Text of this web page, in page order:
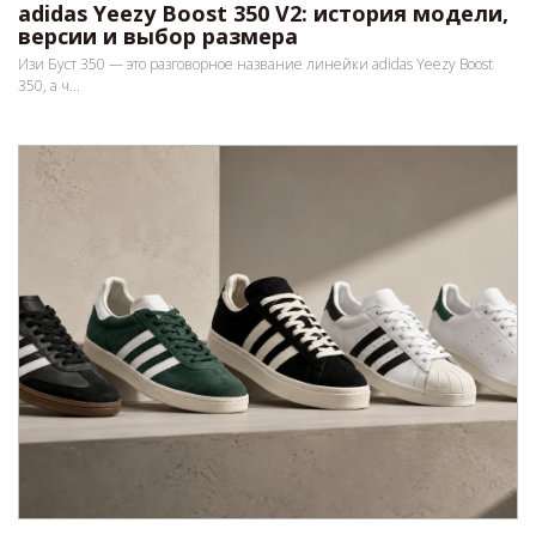
adidas Yeezy Boost 350 V2: история модели,
версии и выбор размера
Изи Буст 350 — это разговорное название линейки adidas Yeezy Boost
350, а ч...